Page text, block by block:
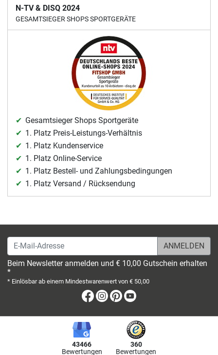
N-TV & DISQ 2024
GESAMTSIEGER SHOPS SPORTGERÄTE
Gesamtsieger Shops Sportgeräte
1. Platz Preis-Leistungs-Verhältnis
1. Platz Kundenservice
1. Platz Online-Service
1. Platz Bestell- und Zahlungsbedingungen
1. Platz Versand / Rücksendung
E-Mail-Adresse
Beim Newsletter anmelden und € 10,00 Gutschein erhalten
*
* Einlösbar ab einem Mindestwarenwert von € 50,00
Facebook
Instagram
Pinterest
43466
Bewertungen
360
Bewertungen